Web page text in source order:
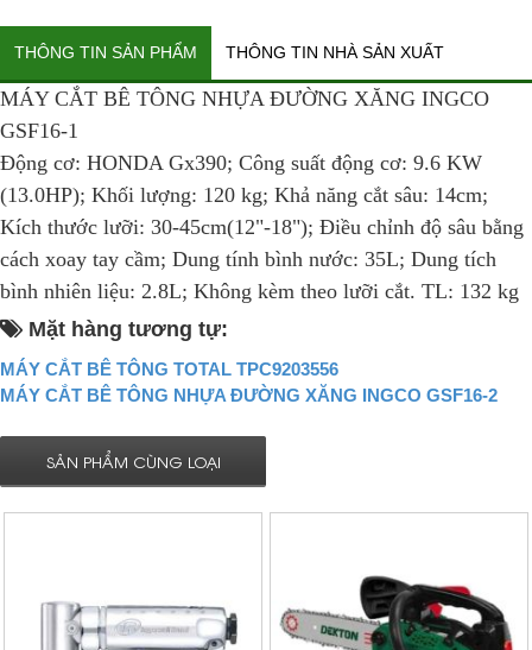
THÔNG TIN SẢN PHẨM THÔNG TIN NHÀ SẢN XUẤT
MÁY CẮT BÊ TÔNG NHỰA ĐƯỜNG XĂNG INGCO
GSF16-1
Động cơ: HONDA Gx390; Công suất động cơ: 9.6 KW
(13.0HP); Khối lượng: 120 kg; Khả năng cắt sâu: 14cm;
Kích thước lưỡi: 30-45cm(12"-18"); Điều chỉnh độ sâu bằng
cách xoay tay cầm; Dung tính bình nước: 35L; Dung tích
bình nhiên liệu: 2.8L; Không kèm theo lưỡi cắt. TL: 132 kg
Mặt hàng tương tự:
MÁY CẮT BÊ TÔNG TOTAL TPC9203556
MÁY CẮT BÊ TÔNG NHỰA ĐƯỜNG XĂNG INGCO GSF16-2
SẢN PHẨM CÙNG LOẠI